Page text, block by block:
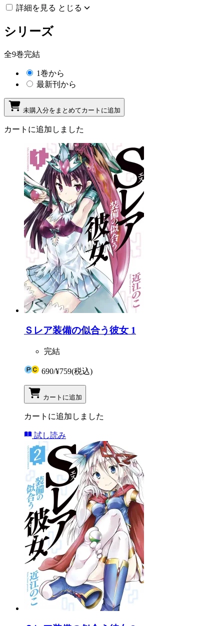
詳細を見る とじる
シリーズ
全9巻完結
1巻から
最新刊から
未購入分をまとめてカートに追加
カートに追加しました
Ｓレア装備の似合う彼女 1
完結
690/¥759(税込)
カートに追加
カートに追加しました
試し読み